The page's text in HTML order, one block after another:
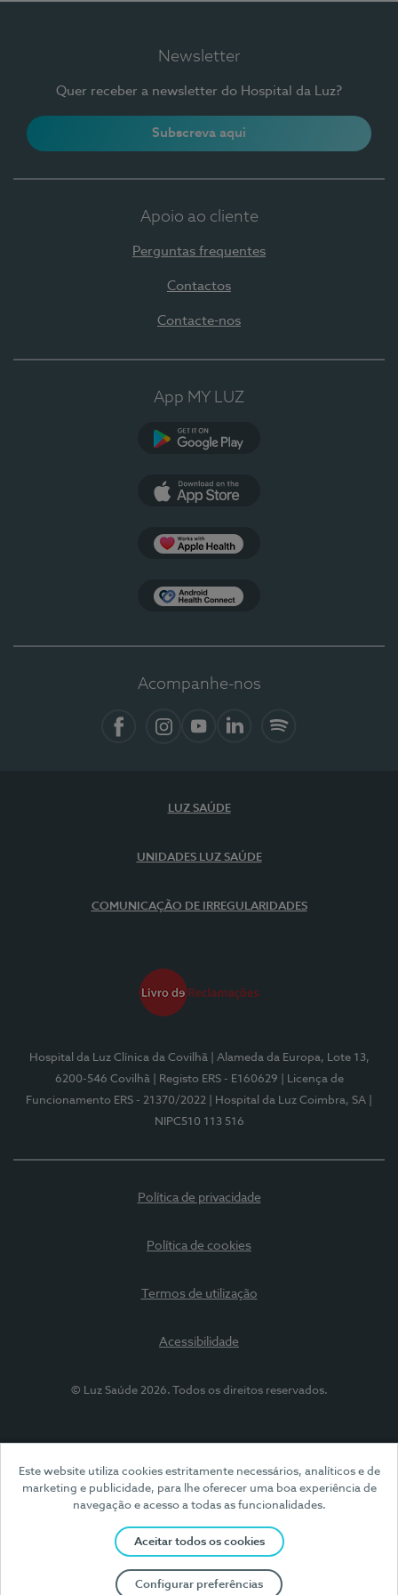
Este website utiliza cookies estritamente necessários, analíticos e de
marketing e publicidade, para lhe oferecer uma boa experiência de
navegação e acesso a todas as funcionalidades.
Aceitar todos os cookies
Configurar preferências
Newsletter
Quer receber a newsletter do Hospital da Luz?
Subscreva aqui
Apoio ao cliente
Perguntas frequentes
Contactos
Contacte-nos
App MY LUZ
Acompanhe-nos
LUZ SAÚDE
UNIDADES LUZ SAÚDE
COMUNICAÇÃO DE IRREGULARIDADES
Hospital da Luz Clínica da Covilhã
| Alameda da Europa, Lote 13,
6200-546 Covilhã
| Registo ERS - E160629
| Licença de
Funcionamento ERS - 21370/2022
| Hospital da Luz Coimbra, SA
NIPC510 113 516
Política de privacidade
Política de cookies
Termos de utilização
Acessibilidade
© Luz Saúde 2026. Todos os direitos reservados.